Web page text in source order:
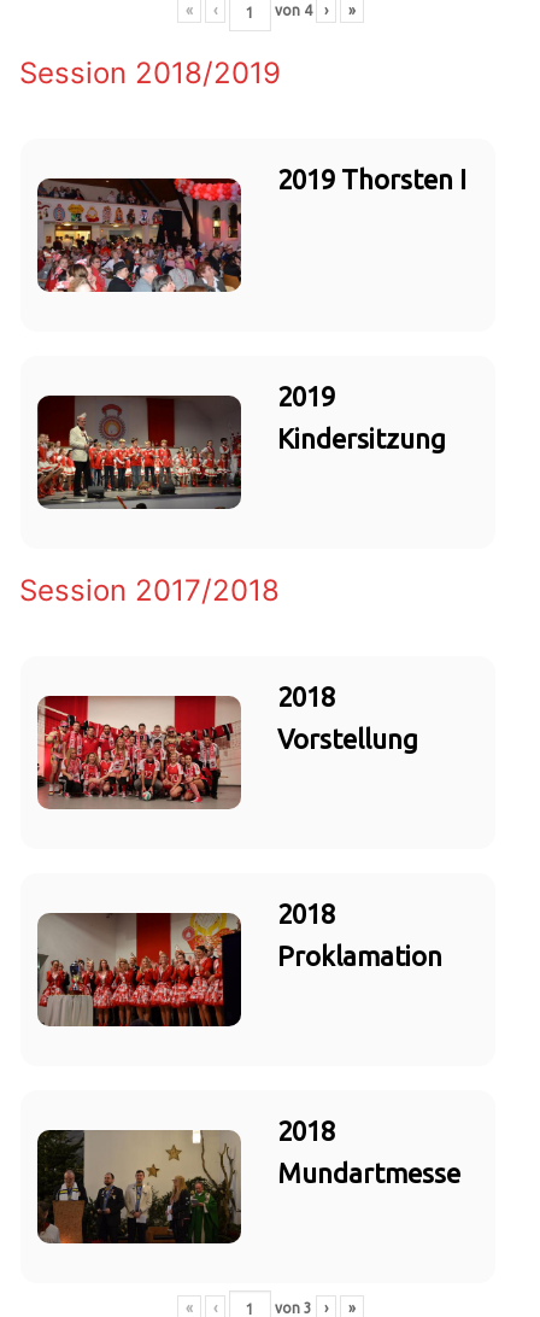
« ‹ von 4 › »
Session 2018/2019
2019 Thorsten I
2019
Kindersitzung
Session 2017/2018
2018
Vorstellung
2018
Proklamation
2018
Mundartmesse
« ‹ von 3 › »